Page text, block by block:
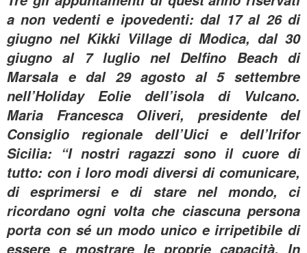
a non vedenti e ipovedenti: dal 17 al 26 di
giugno nel Kikki Village di Modica, dal 30
giugno al 7 luglio nel Delfino Beach di
Marsala e dal 29 agosto al 5 settembre
nell’Holiday Eolie dell’isola di Vulcano.
Maria Francesca Oliveri, presidente del
Consiglio regionale dell’Uici e dell’Irifor
Sicilia: “I nostri ragazzi sono il cuore di
tutto: con i loro modi diversi di comunicare,
di esprimersi e di stare nel mondo, ci
ricordano ogni volta che ciascuna persona
porta con sé un modo unico e irripetibile di
essere e mostrare le proprie capacità. In